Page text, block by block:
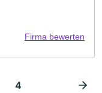
Firma bewerten
4